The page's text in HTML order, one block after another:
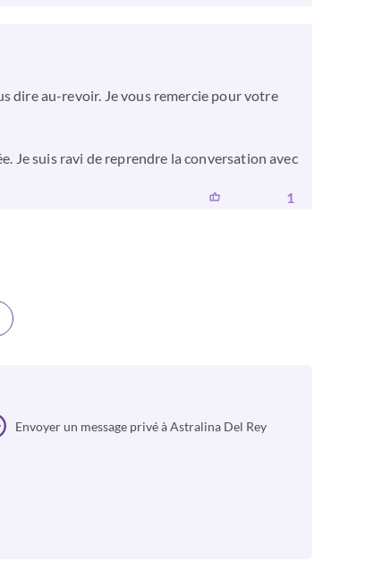
dire au-revoir. Je vous remercie pour votre
Je suis ravi de reprendre la conversation avec
1
Envoyer un message privé à Astralina Del Rey